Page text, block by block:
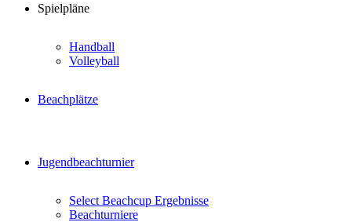
Spielpläne
Handball
Volleyball
Beachplätze
Jugendbeachturnier
Select Beachcup Ergebnisse
Beachturniere